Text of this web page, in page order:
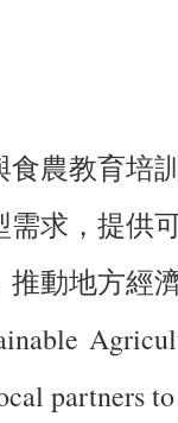
農教育培
求，提供
動地方經
partners